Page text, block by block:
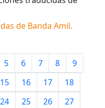
de Banda Amil.
5 6 7 8
9
15 16 17
18
24 25 26
27